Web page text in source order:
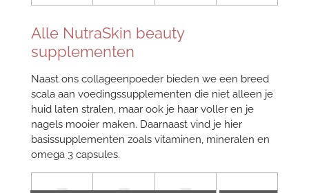
Alle NutraSkin beauty
supplementen
Naast ons collageenpoeder bieden we een breed
scala aan voedingssupplementen die niet alleen je
huid laten stralen, maar ook je haar voller en je
nagels mooier maken. Daarnaast vind je hier
basissupplementen zoals vitaminen, mineralen en
omega 3 capsules.